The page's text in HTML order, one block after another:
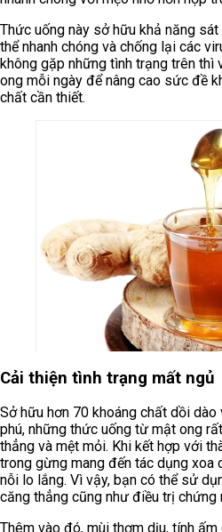
Thức uống này sở hữu khả năng
thể nhanh chóng và chống lại các
không gặp những tình trạng trên thì
ong mỗi ngày để nâng cao sức đề
chất cần thiết.
Cải thiện tình trạng mất ngủ
Sở hữu hơn 70 khoáng chất dồi
phú, những thức uống từ mật ong
thẳng và mệt mỏi. Khi kết hợp với
trong gừng mang đến tác dụng xoa
nỗi lo lắng. Vì vậy, bạn có thể sử
căng thẳng cũng như điều trị chứng
Thêm vào đó, mùi thơm dịu, tính